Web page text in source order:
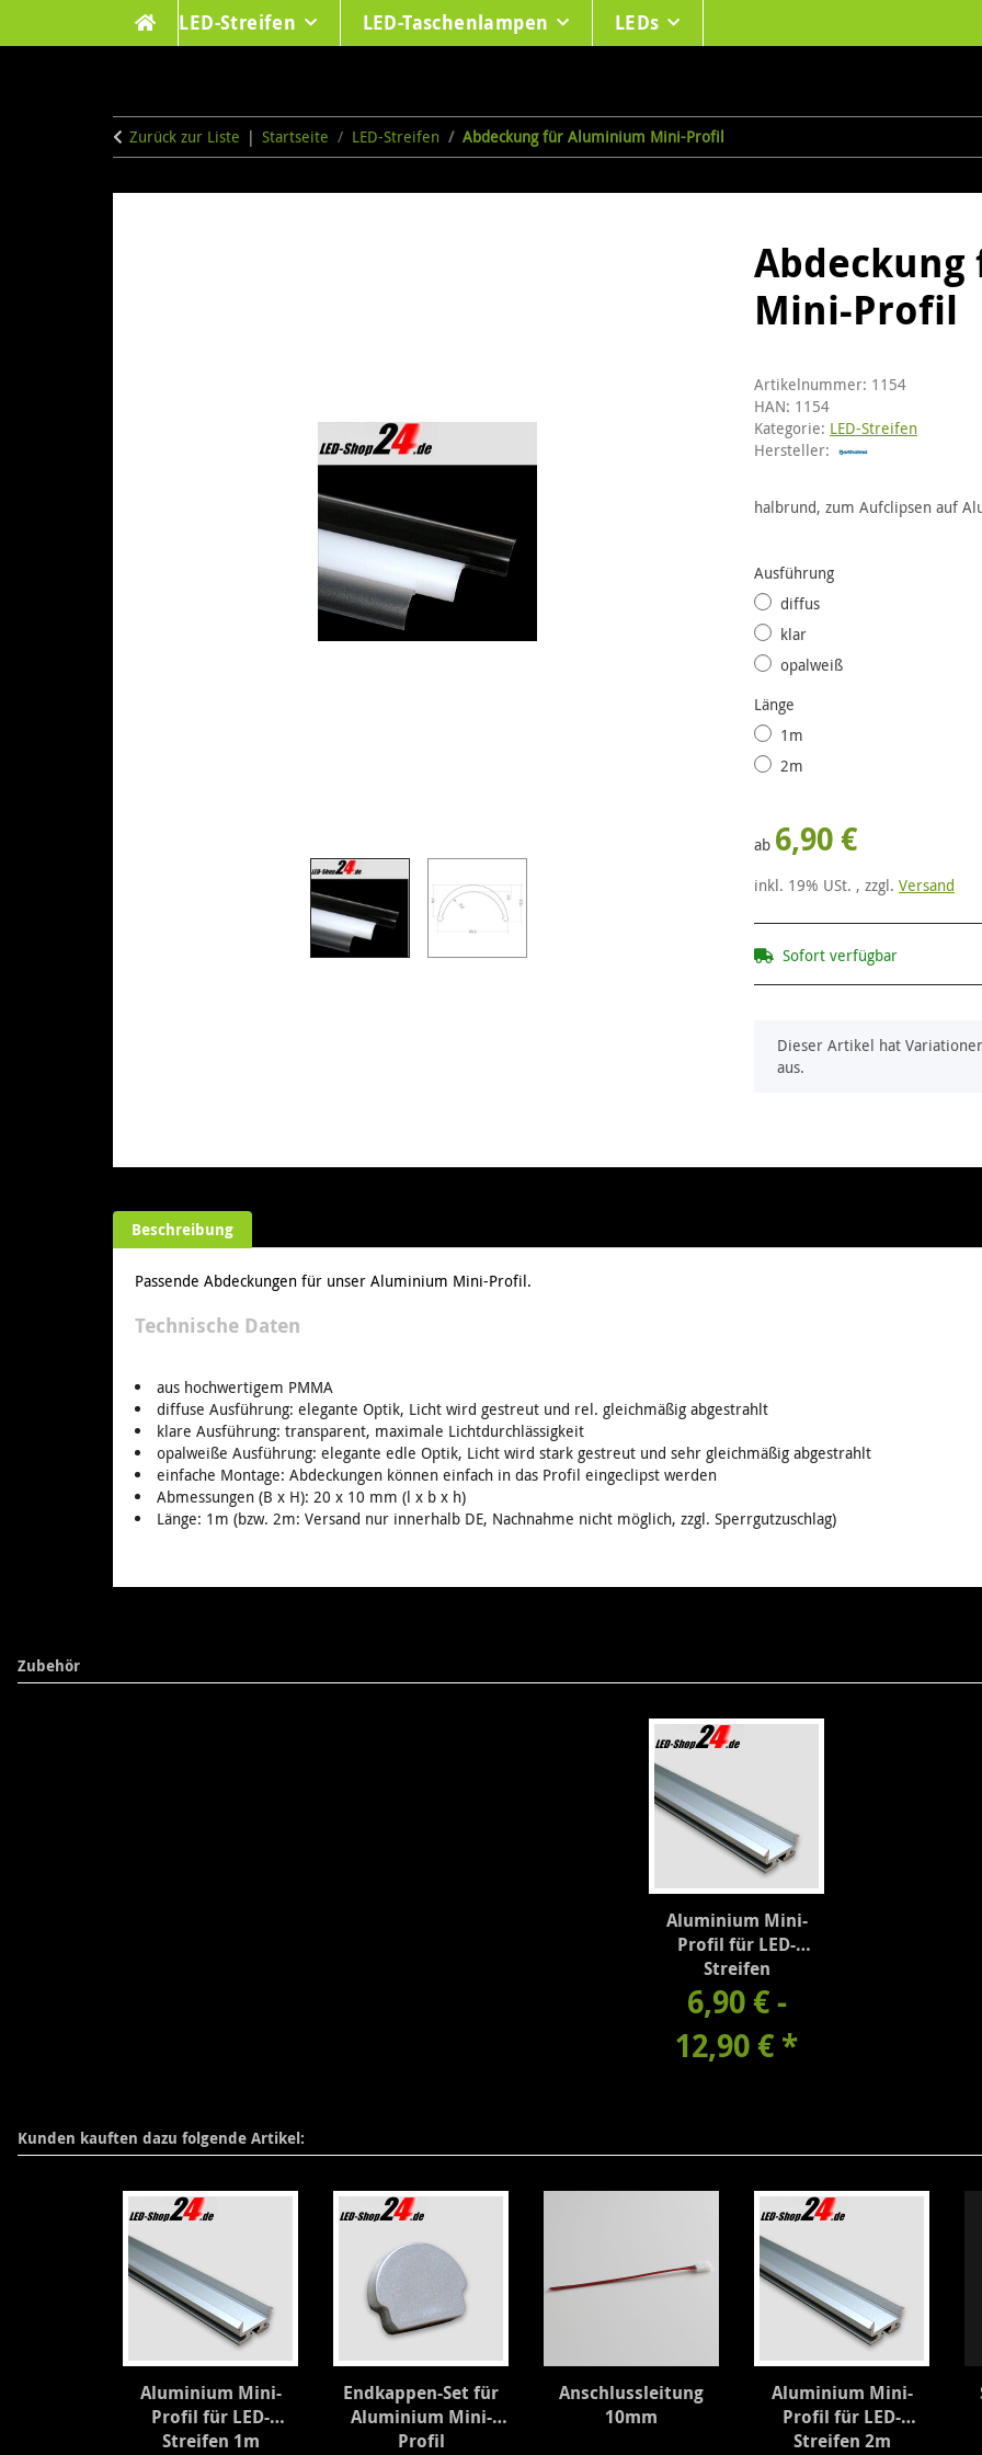
LED-Streifen LED-Taschenlampen LEDs
Zurück zur Liste Startseite LED-Streifen Abdeckung für Aluminium Mini-Profil
Mini-Profil
Artikelnummer: 1154
HAN: 1154
Kategorie: LED-Streifen
Hersteller:
halbrund, zum Aufclipsen auf
Ausführung
diffus
klar
opalweiß
Länge
1m
2m
ab 6,90 €
inkl. 19% USt. , zzgl. Versand
Sofort verfügbar
x
Dieser Artikel hat
aus.
Beschreibung
Passende Abdeckungen für unser Aluminium Mini-Profil.
Technische Daten
aus hochwertigem PMMA
diffuse Ausführung: elegante Optik, Licht wird gestreut und rel. gleichmäßig abgestrahlt
klare Ausführung: transparent, maximale Lichtdurchlässigkeit
opalweiße Ausführung: elegante edle Optik, Licht wird stark gestreut und sehr gleichmäßig abgestrahlt
einfache Montage: Abdeckungen können einfach in das Profil eingeclipst werden
Abmessungen (B x H): 20 x 10 mm (l x b x h)
Länge: 1m (bzw. 2m: Versand nur innerhalb DE, Nachnahme nicht möglich, zzgl. Sperrgutzuschlag)
Zubehör
Aluminium Mini-
Profil für LED-
Streifen
6,90 € -
12,90 € *
Kunden kauften dazu folgende Artikel:
Aluminium Mini-
Profil für LED-
Streifen 1m
Endkappen-Set für
Aluminium Mini-
Profil
Anschlussleitung
10mm
Aluminium Mini-
Profil für LED-
Streifen 2m